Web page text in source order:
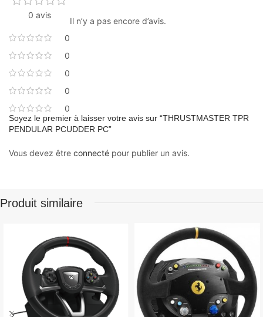
0 avis
0
0
0
0
0
Il n’y a pas encore d’avis.
Soyez le premier à laisser votre avis sur “THRUSTMASTER TPR
PENDULAR PCUDDER PC”
Vous devez être connecté pour publier un avis.
Produit similaire